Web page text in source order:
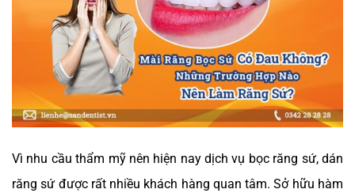
Vì nhu cầu thẩm mỹ nên hiện nay dịch vụ bọc răng sứ, dán
răng sứ được rất nhiều khách hàng quan tâm. Sở hữu hàm